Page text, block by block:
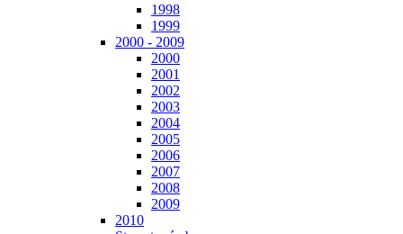
1998
1999
2000 - 2009
2000
2001
2002
2003
2004
2005
2006
2007
2008
2009
2010